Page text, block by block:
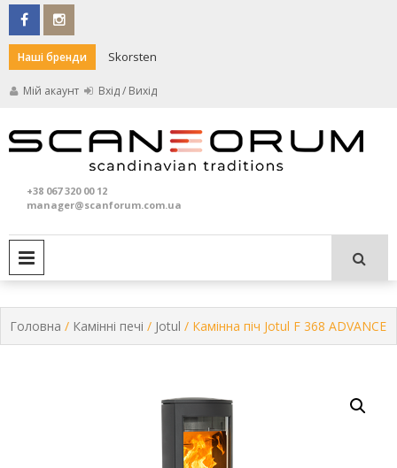
Skip
to
content
Наші бренди Skorsten
Мій акаунт Вхід / Вихід
+38 067 320 00 12
manager@scanforum.com.ua
Головна / Камінні печі / Jotul / Камінна піч Jotul F 368 ADVANCE